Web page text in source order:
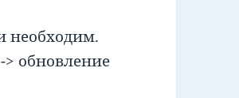
необходим.
> обновление